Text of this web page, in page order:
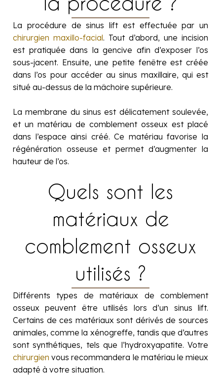
La procédure de sinus lift est effectuée par un
chirurgien maxillo-facial. Tout d’abord, une incision
est pratiquée dans la gencive afin d’exposer l’os
sous-jacent. Ensuite, une petite fenêtre est créée
dans l’os pour accéder au sinus maxillaire, qui est
situé au-dessus de la mâchoire supérieure.
La membrane du sinus est délicatement soulevée,
et un matériau de comblement osseux est placé
dans l’espace ainsi créé. Ce matériau favorise la
régénération osseuse et permet d’augmenter la
hauteur de l’os.
Quels sont les
matériaux de
comblement osseux
utilisés ?
Différents types de matériaux de comblement
osseux peuvent être utilisés lors d’un sinus lift.
Certains de ces matériaux sont dérivés de sources
animales, comme la xénogreffe, tandis que d’autres
sont synthétiques, tels que l’hydroxyapatite. Votre
chirurgien vous recommandera le matériau le mieux
adapté à votre situation.